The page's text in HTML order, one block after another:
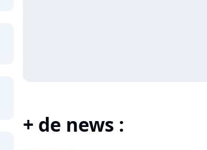
+ de news :